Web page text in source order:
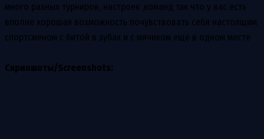
много разных турниров, настроек ,команд так что у вас есть
вполне хорошая возможность почувствовать себя настоящим
спортсменом с битой в зубах и с мячиком еще в одном месте
Скриншоты/Screenshots: